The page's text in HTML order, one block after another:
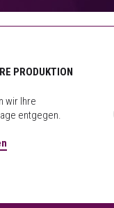
PRODUKTION
wir Ihre
entgegen.